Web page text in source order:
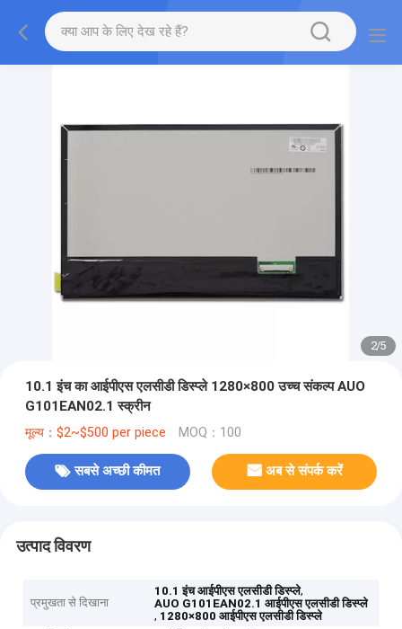
2/5
10.1 इंच का आईपीएस एलसीडी डिस्प्ले 1280×800 उच्च संकल्प AUO
G101EAN02.1 स्क्रीन
मूल्य：$2~$500 per piece MOQ：100
सबसे अच्छी कीमत अब से संपर्क करें
उत्पाद विवरण
प्रमुखता से दिखाना
10.1 इंच आईपीएस एलसीडी डिस्प्ले,
AUO G101EAN02.1 आईपीएस एलसीडी डिस्प्ले
, 1280×800 आईपीएस एलसीडी डिस्प्ले